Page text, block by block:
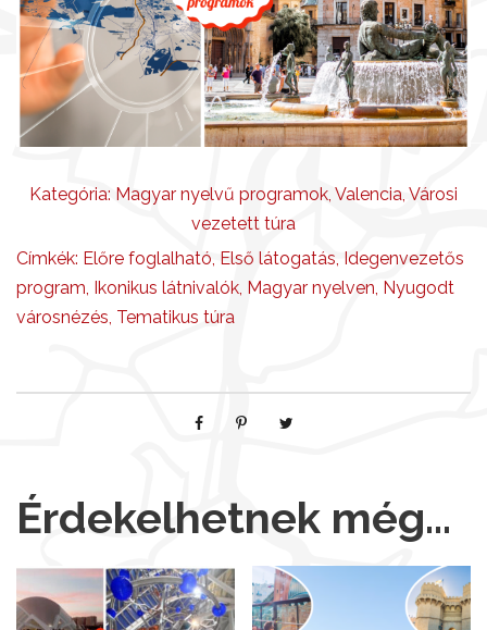
m
e
n
n
y
i
é
Kategória: Magyar nyelvű programok Valencia Városi
vezetett túra
Címkék: Előre foglalható Első látogatás Idegenvezetős
program Ikonikus látnivalók Magyar nyelven Nyugodt
városnézés Tematikus túra
Érdekelhetnek még…